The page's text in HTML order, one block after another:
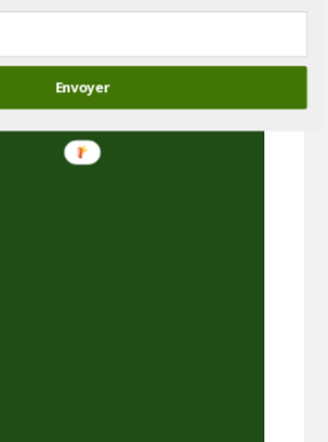
Envoyer